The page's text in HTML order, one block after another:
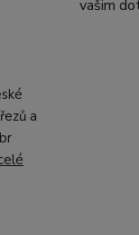
a
vašim